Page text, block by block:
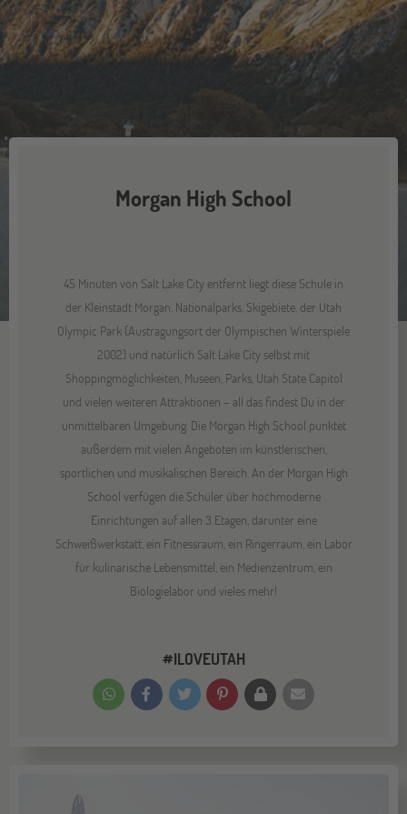
Morgan High School
45 Minuten von Salt Lake City entfernt liegt diese Schule in
der Kleinstadt Morgan. Nationalparks, Skigebiete, der Utah
Olympic Park (Austragungsort der Olympischen Winterspiele
2002) und natürlich Salt Lake City selbst mit
Shoppingmöglichkeiten, Museen, Parks, Utah State Capitol
und vielen weiteren Attraktionen – all das findest Du in der
unmittelbaren Umgebung. Die Morgan High School punktet
außerdem mit vielen Angeboten im künstlerischen,
sportlichen und musikalischen Bereich. An der Morgan High
School verfügen die Schüler über hochmoderne
Einrichtungen auf allen 3 Etagen, darunter eine
Schweißwerkstatt, ein Fitnessraum, ein Ringerraum, ein Labor
für kulinarische Lebensmittel, ein Medienzentrum, ein
Biologielabor und vieles mehr!
#ILOVEUTAH